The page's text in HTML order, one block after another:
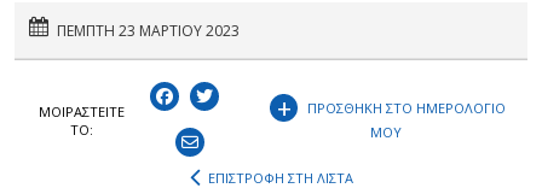
ΠΕΜΠΤΗ 23 ΜΑΡΤΙΟΥ 2023
ΜΟΙΡΑΣΤEIΤΕ
ΤΟ:
+
ΠΡΟΣΘΗΚΗ ΣΤΟ ΗΜΕΡΟΛΟΓΙΟ
ΜΟΥ
ΕΠΙΣΤΡΟΦΗ ΣΤΗ ΛΙΣΤΑ